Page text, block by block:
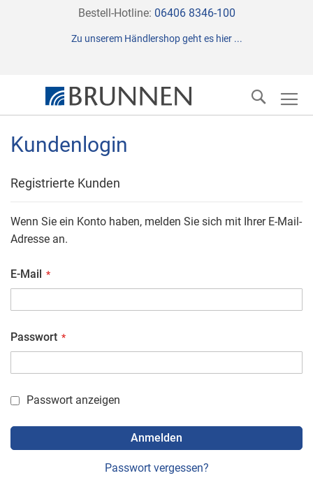
Direkt
Inhalt
Bestell-Hotline: 06406 8346-100
Zu unserem Händlershop geht es hier ...
Suche
Kundenlogin
Registrierte Kunden
Wenn Sie ein Konto haben, melden Sie sich mit Ihrer E-Mail-
Adresse an.
E-Mail
Passwort
Passwort anzeigen
Anmelden
Passwort vergessen?